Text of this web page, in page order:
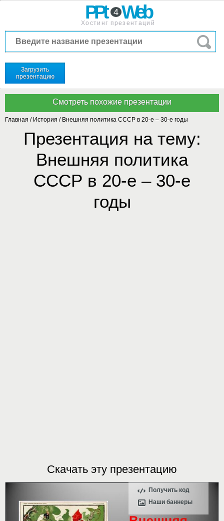
PPt 4 Web
Хостинг презентаций
Загрузить
презентацию
Главная / История / Внешняя политика СССР в 20-е – 30-е годы
Презентация на тему:
Внешняя политика
СССР в 20-е – 30-е
годы
Скачать эту презентацию
Получить код
Наши баннеры